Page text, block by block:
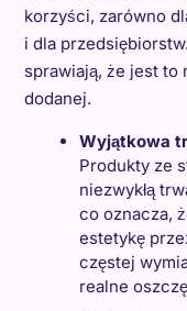
korzyści, zarówno
i dla
sprawiają, że jest to
dodanej.
Wyjątkowa
Produkty ze
niezwykłą
co oznacza,
estetykę
częstej
realne